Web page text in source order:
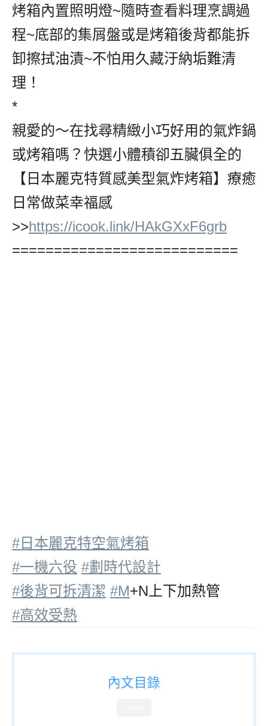
烤箱內置照明燈~隨時查看料理烹調過
程~底部的集屑盤或是烤箱後背都能拆
卸擦拭油漬~不怕用久藏汙納垢難清
理！
*
親愛的～在找尋精緻小巧好用的氣炸鍋
或烤箱嗎？快選小體積卻五臟俱全的
【日本麗克特質感美型氣炸烤箱】療癒
日常做菜幸福感
>>https://icook.link/HAkGXxF6grb
===========================
#日本麗克特空氣烤箱
#一機六役 #劃時代設計
#後背可拆清潔 #M+N上下加熱管
#高效受熱
內文目錄